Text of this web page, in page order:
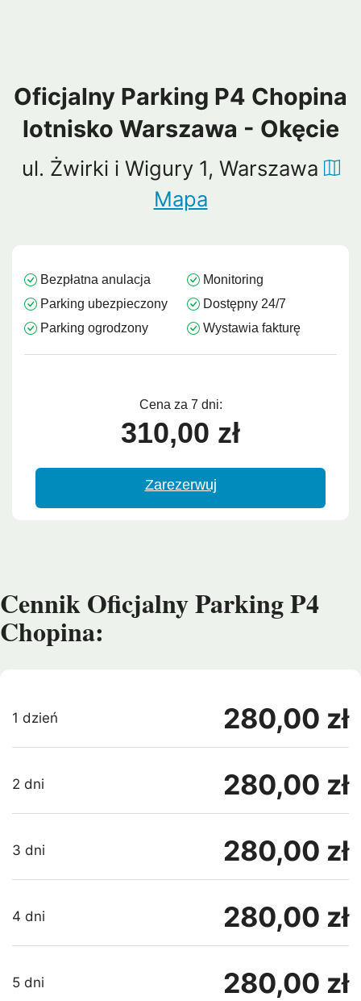
Oficjalny Parking P4 Chopina
lotnisko Warszawa - Okęcie
ul. Żwirki i Wigury 1, Warszawa
Mapa
Bezpłatna anulacja
Parking ubezpieczony
Parking ogrodzony
Monitoring
Dostępny 24/7
Wystawia fakturę
Cena za 7 dni:
310,00 zł
Zarezerwuj
Cennik Oficjalny Parking P4
Chopina:
1 dzień 280,00 zł
2 dni 280,00 zł
3 dni 280,00 zł
4 dni 280,00 zł
5 dni 280,00 zł